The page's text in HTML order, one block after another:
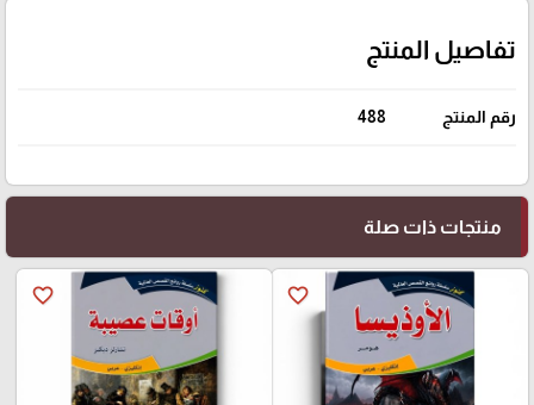
تفاصيل المنتج
رقم المنتج 488
منتجات ذات صلة
favorite_border
favorite_border